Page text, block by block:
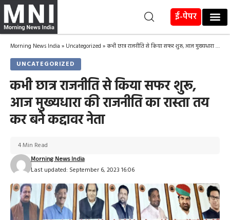
ई-पेपर
Morning News India » Uncategorized »कभी छात्र राजनीति से किया सफर शुरू, आज मुख्यधारा की राजनीति का रास्ता तय कर बने कद्दावर नेता
UNCATEGORIZED
कभी छात्र राजनीति से किया सफर शुरू,
आज मुख्यधारा की राजनीति का रास्ता तय
कर बने कद्दावर नेता
Last updated: September 6, 2023 16:06
Morning News India
4 Min Read